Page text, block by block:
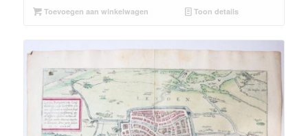
Toevoegen aan winkelwagen Toon details